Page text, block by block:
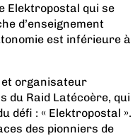
Elektropostal qui se
d’enseignement
est inférieure à
et organisateur
du Raid Latécoère, qui
défi : « Elektropostal ».
des pionniers de